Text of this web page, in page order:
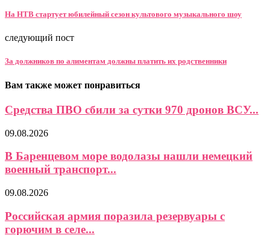
На НТВ стартует юбилейный сезон культового музыкального шоу
следующий пост
За должников по алиментам должны платить их родственники
Вам также может понравиться
Средства ПВО сбили за сутки 970 дронов ВСУ...
09.08.2026
В Баренцевом море водолазы нашли немецкий
военный транспорт...
09.08.2026
Российская армия поразила резервуары с
горючим в селе...